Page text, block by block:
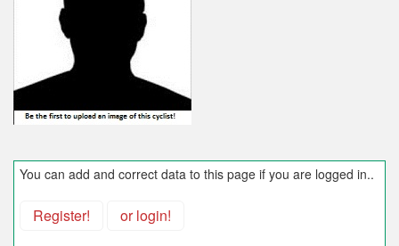
You can add and correct data to this page if you are logged in..
Register! or login!